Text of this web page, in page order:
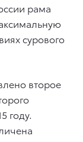
рама
сурового
второе
году.